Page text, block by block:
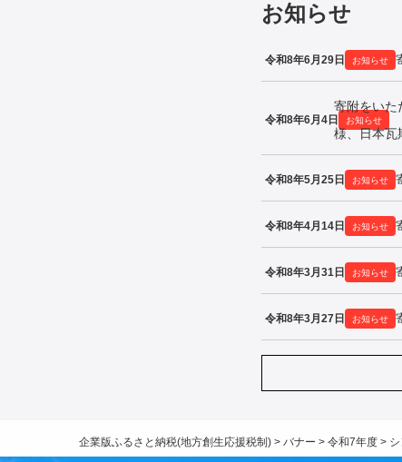
お知らせ
令和8年6月29日 お知らせ
令和8年6月4日 お知らせ
寄附をいた
様、日本瓦
令和8年5月25日 お知らせ
令和8年4月14日 お知らせ
令和8年3月31日 お知らせ
令和8年3月27日 お知らせ
企業版ふるさと納税(地方創生応援税制) > バナー > 令和7年度 >